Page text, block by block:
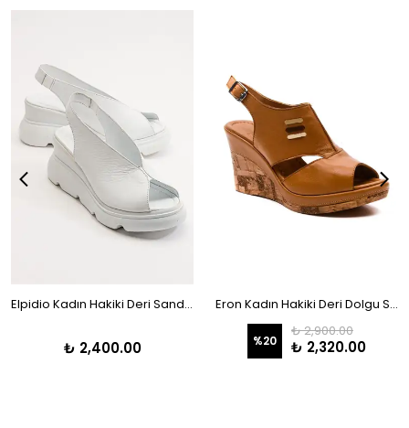
Elpidio Kadın Hakiki Deri Sandalet Beyaz
₺ 2,400.00
Eron Kadın Hakiki Deri Dolgu Sandalet Taba
%20
₺ 2,900.00
₺ 2,320.00